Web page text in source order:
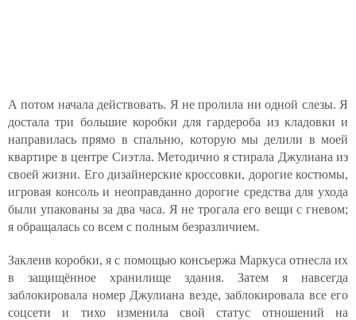
А потом начала действовать. Я не пролила ни одной слезы. Я
достала три большие коробки для гардероба из кладовки и
направилась прямо в спальню, которую мы делили в моей
квартире в центре Сиэтла. Методично я стирала Джулиана из
своей жизни. Его дизайнерские кроссовки, дорогие костюмы,
игровая консоль и неоправданно дорогие средства для ухода
были упакованы за два часа. Я не трогала его вещи с гневом;
я обращалась со всем с полным безразличием.
Заклеив коробки, я с помощью консьержа Маркуса отнесла их
в защищённое хранилище здания. Затем я навсегда
заблокировала номер Джулиана везде, заблокировала все его
соцсети и тихо изменила свой статус отношений на